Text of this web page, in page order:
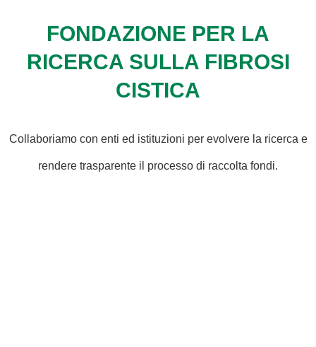
FONDAZIONE PER LA
RICERCA SULLA FIBROSI
CISTICA
Collaboriamo con enti ed istituzioni per evolvere la ricerca e
rendere trasparente il processo di raccolta fondi.